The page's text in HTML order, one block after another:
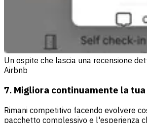
Un ospite che lascia una recensione
Airbnb
7. Migliora continuamente la
Rimani competitivo facendo evolvere
pacchetto complessivo e l'esperienza